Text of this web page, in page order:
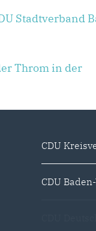
Stadtverband
Throm in der
CDU
CDU